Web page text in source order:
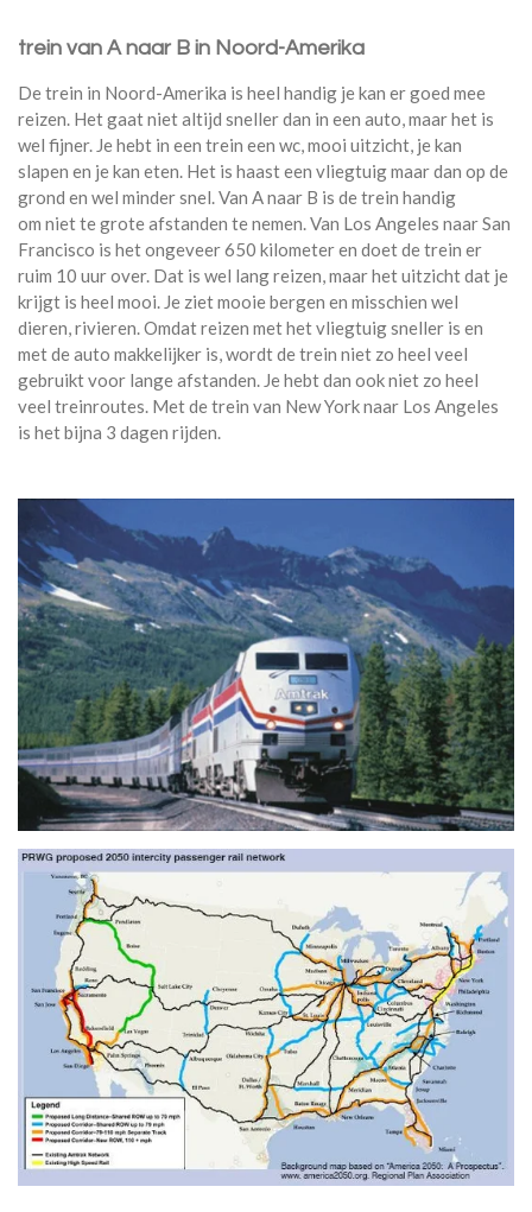
trein van A naar B in Noord-Amerika
De trein in Noord-Amerika is heel handig je kan er goed mee
reizen. Het gaat niet altijd sneller dan in een auto, maar het is
wel fijner. Je hebt in een trein een wc, mooi uitzicht, je kan
slapen en je kan eten. Het is haast een vliegtuig maar dan op de
grond en wel minder snel. Van A naar B is de trein handig
om niet te grote afstanden te nemen. Van Los Angeles naar San
Francisco is het ongeveer 650 kilometer en doet de trein er
ruim 10 uur over. Dat is wel lang reizen, maar het uitzicht dat je
krijgt is heel mooi. Je ziet mooie bergen en misschien wel
dieren, rivieren. Omdat reizen met het vliegtuig sneller is en
met de auto makkelijker is, wordt de trein niet zo heel veel
gebruikt voor lange afstanden. Je hebt dan ook niet zo heel
veel treinroutes. Met de trein van New York naar Los Angeles
is het bijna 3 dagen rijden.